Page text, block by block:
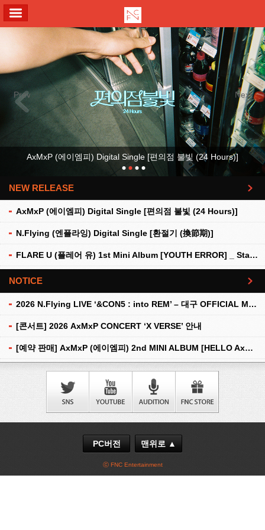
Previous Next
AxMxP (에이엠피) Digital Single [편의점 불빛 (24 Hours)]
NEW RELEASE
AxMxP (에이엠피) Digital Single [편의점 불빛 (24 Hours)]
N.Flying (엔플라잉) Digital Single [환절기 (換節期)]
FLARE U (플레어 유) 1st Mini Album [YOUTH ERROR] _ Stationery Kit Ver.
더보기
NOTICE
2026 N.Flying LIVE ‘&CON5 : into REM’ – 대구 OFFICIAL MD 현장 판매 안내
[콘서트] 2026 AxMxP CONCERT ‘X VERSE’ 안내
[예약 판매] AxMxP (에이엠피) 2nd MINI ALBUM [HELLO AxMxP] 예약 판매 안내
더보기
PC버전 맨위로 ▲
ⓒ FNC Entertainment